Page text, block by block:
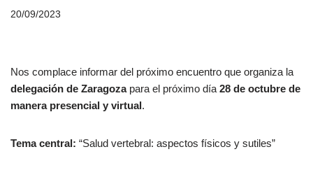
20/09/2023
Nos complace informar del próximo encuentro que organiza la
delegación de Zaragozapara el próximo día 28 de octubre de
manera presencial y virtual.
Tema central: “Salud vertebral: aspectos físicos y sutiles”